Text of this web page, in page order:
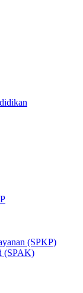
(SPKP)
(SPAK)